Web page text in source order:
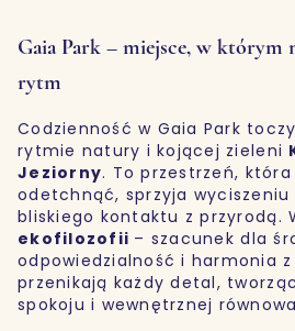
Gaia Park – miejsce, w którym
rytm
Codzienność w Gaia Park
rytmie natury i kojącej zieleni
Jeziorny. To przestrzeń, która
odetchnąć, sprzyja wyciszeniu
bliskiego kontaktu z przyrodą.
ekofilozofii – szacunek dla
odpowiedzialność i harmonia
przenikają każdy detal,
spokoju i wewnętrznej